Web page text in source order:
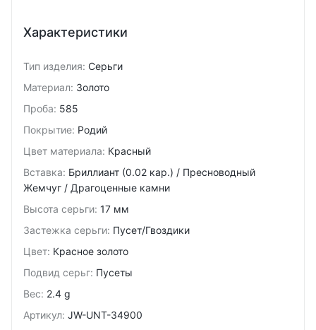
Характеристики
Тип изделия: Серьги
Материал: Золото
Проба: 585
Покрытие: Родий
Цвет материала: Красный
Вставка: Бриллиант (0.02 кар.) / Пресноводный
Жемчуг / Драгоценные камни
Высота серьги: 17 мм
Застежка серьги: Пусет/Гвоздики
Цвет: Красное золото
Подвид cерьг: Пусеты
Вес: 2.4 g
Артикул: JW-UNT-34900